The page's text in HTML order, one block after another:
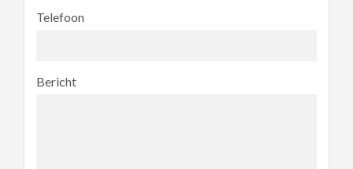
Telefoon
Bericht